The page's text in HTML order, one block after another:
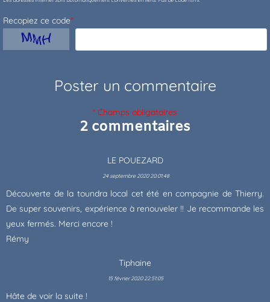
Recopiez ce code*
* Champs obligatoires
2 commentaires
LE POUEZARD
24 septembre 2020 20:01:48
Découverte de la toundra local cet été en compagnie de Thierry.
De super souvenirs, expérience à renouveler !! Je recommande les
yeux fermés. Merci encore !
Rémy
Tiphaine
15 février 2020 22:51:05
Hâte de voir la suite !